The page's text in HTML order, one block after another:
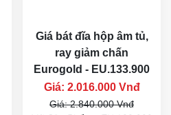
Giá bát đĩa hộp âm tủ,
ray giảm chấn
Eurogold - EU.133.900
Giá: 2.016.000 Vnđ
Giá: 2.840.000 Vnđ